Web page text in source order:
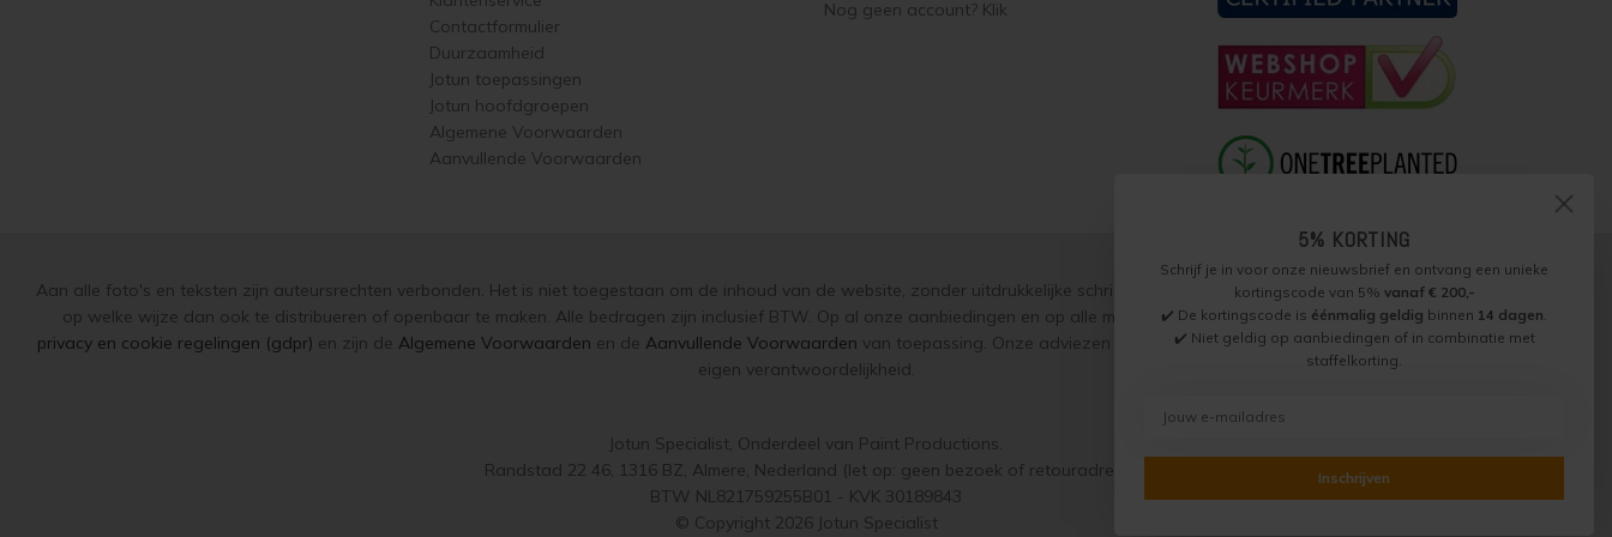
Contactformulier
Duurzaamheid
Jotun toepassingen
Jotun hoofdgroepen
Algemene Voorwaarden
Aanvullende Voorwaarden
Nog geen account? Klik
Aan alle foto's en teksten zijn auteursrechten verbonden. Het is niet toegestaan om de inhoud van de website, zonder uitdrukkelijke schriftelijke toestemming, over te nemen, te vermenigvuldigen of
op welke wijze dan ook te distribueren of openbaar te maken. Alle bedragen zijn inclusief BTW. Op al onze aanbiedingen en op alle met ons gesloten overeenkomsten gelden onzegarantie,
privacy en cookie regelingen (gdpr) en zijn de Algemene Voorwaarden en de Aanvullende Voorwaarden van toepassing. Onze adviezen worden naar beste weten verstrekt, toepassing is altijd op
eigen verantwoordelijkheid.
Jotun Specialist, Onderdeel van Paint Productions.
Randstad 22 46, 1316 BZ, Almere, Nederland (let op: geen bezoek of retouradres)
BTW NL821759255B01 - KVK 30189843
© Copyright 2026 Jotun Specialist
5% KORTING
Schrijf je in voor onze nieuwsbrief en ontvang een unieke
kortingscode van 5% vanaf € 200,-
✔️ De kortingscode is éénmalig geldig binnen 14 dagen.
✔️ Niet geldig op aanbiedingen of in combinatie met
staffelkorting.
Inschrijven